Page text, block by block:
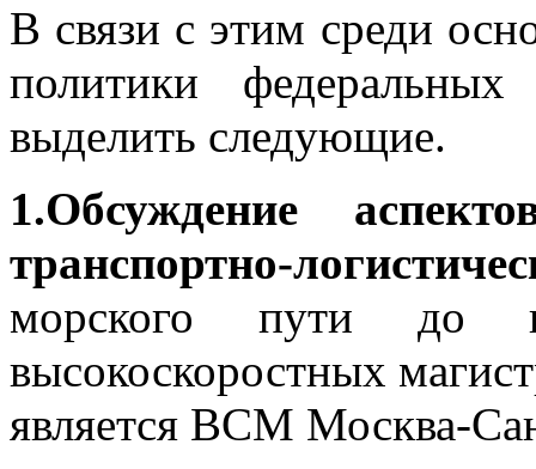
В связи с этим среди
политики
выделить следующие.
1.Обсуждение
транспортно-
морского пути до
высокоскоростных
является ВСМ Москва-